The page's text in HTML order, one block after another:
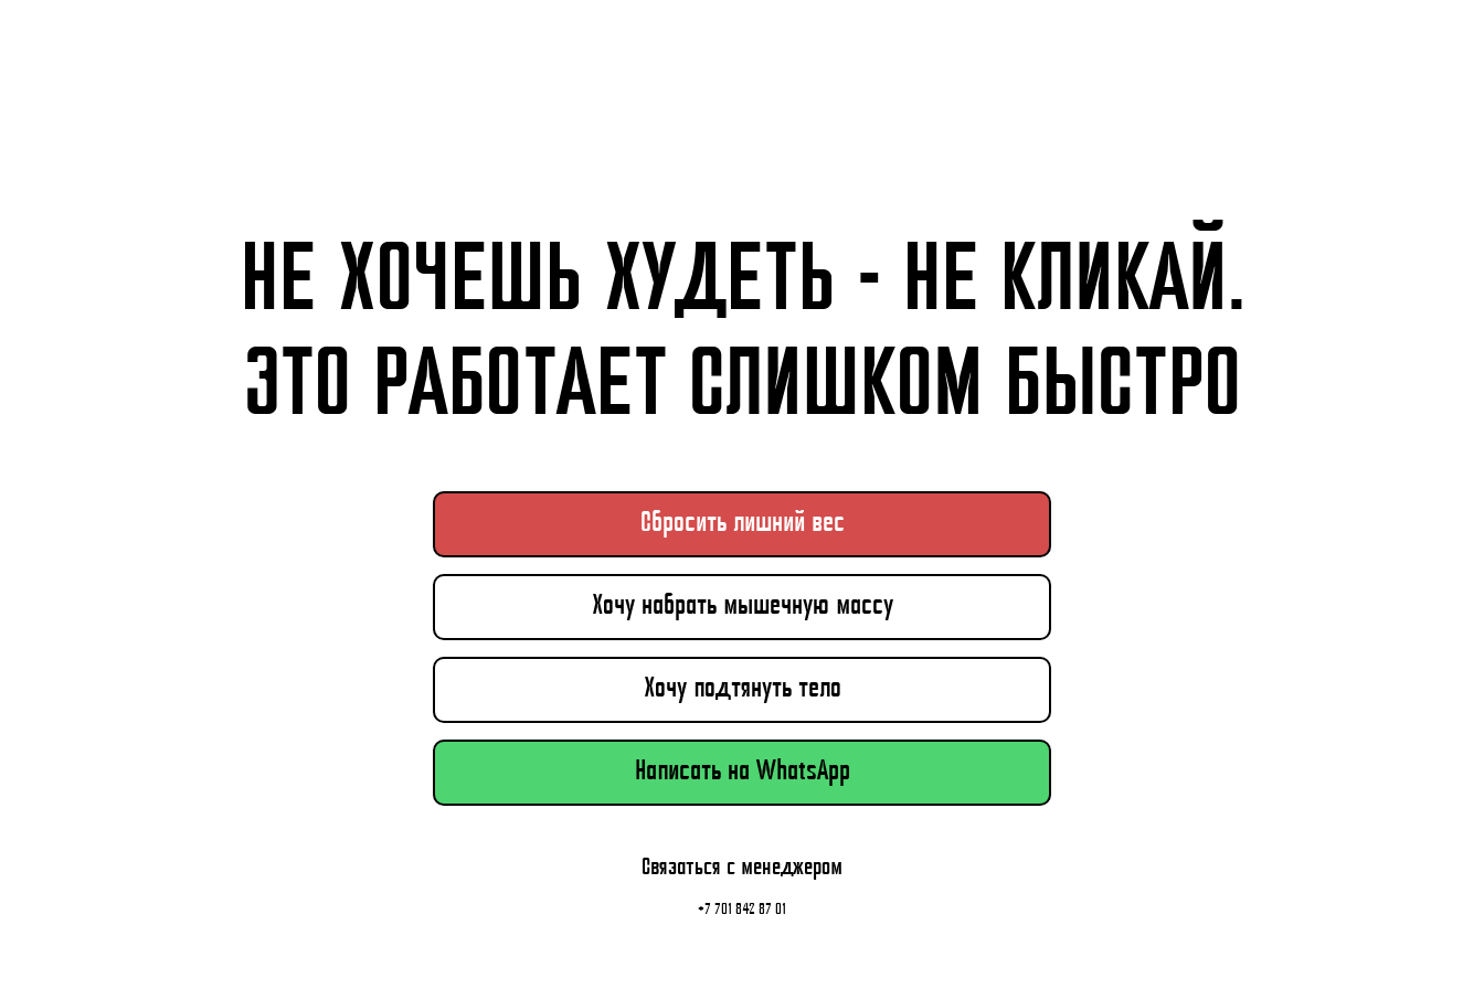
НЕ ХОЧЕШЬ ХУДЕТЬ - НЕ КЛИКАЙ.
ЭТО РАБОТАЕТ СЛИШКОМ БЫСТРО
Сбросить лишний вес
Хочу набрать мышечную массу
Хочу подтянуть тело
Написать на WhatsApp
Связаться с менеджером
+7 701 842 87 01